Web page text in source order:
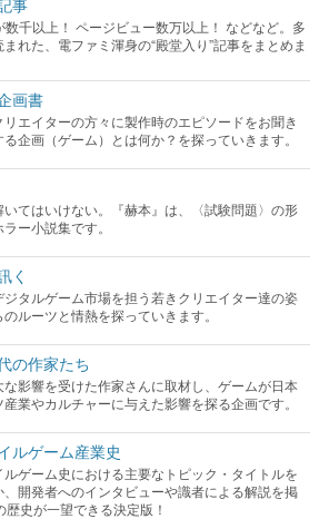
数千以上！ ページビュー数万以上！ などなど。多
まれた、電ファミ渾身の“殿堂入り”記事をまとめま
画書
エイターの方々に製作時のエピソードをお聞き
企画（ゲーム）とは何か？を探っていきます。
いてはいけない。『赫本』は、〈試験問題〉の形
ー小説集です。
く
ジタルゲーム市場を担う若きクリエイター達の姿
ルーツと情熱を探っていきます。
の作家たち
影響を受けた作家さんに取材し、ゲームが日本
業やカルチャーに与えた影響を探る企画です。
ルゲーム産業史
ルゲーム史における主要なトピック・タイトルを
開発者へのインタビューや識者による解説を掲
史が一望できる決定版！